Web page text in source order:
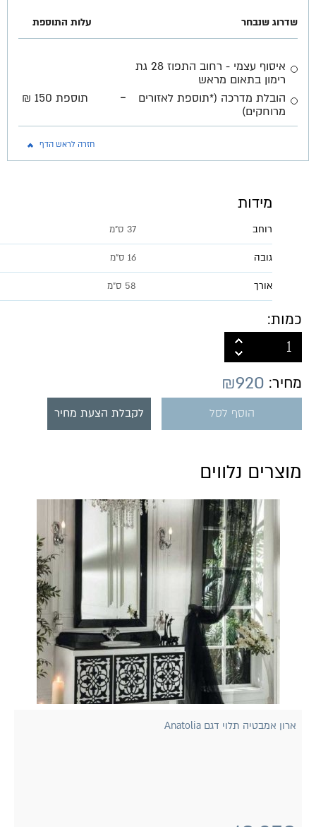
שדרוג שנבחר עלות התוספת
איסוף עצמי - רחוב התפוז 28 גת
רימון בתאום מראש
הובלת מדרכה (*תוספת לאזורים
מרוחקים)
- תוספת 150 ₪
חזרה לראש הדף
מידות
רוחב 37 ס״מ
גובה 16 ס"מ
אורך 58 ס״מ
כמות:
מחיר: ₪920
הוסף לסל לקבלת הצעת מחיר
מוצרים נלווים
ארון אמבטיה תלוי דגם Anatolia